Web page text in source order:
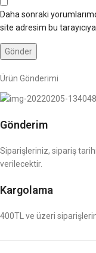
Daha sonraki
site adresim bu
Ürün Gönderimi
Gönderim
Siparişleriniz, sipariş
verilecektir.
Kargolama
400TL ve üzeri